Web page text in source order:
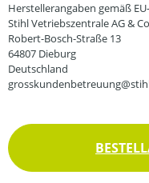
Herstellerangaben gemäß
Stihl Vetriebszentrale AG &
Robert-Bosch-Straße 13
64807 Dieburg
Deutschland